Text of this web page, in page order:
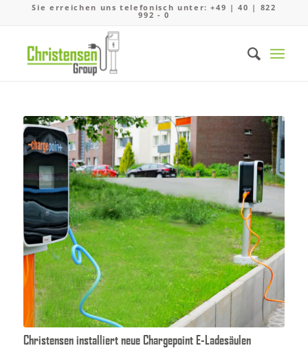
Sie erreichen uns telefonisch unter: +49 | 40 | 822
992 - 0
Christensen installiert neue Chargepoint E-Ladesäulen